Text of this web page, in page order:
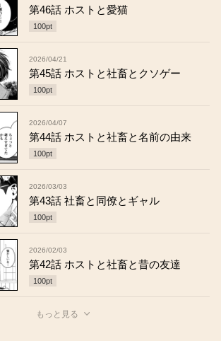
第46話 ホストと愛猫
100pt
2026/04/21
第45話 ホストと社畜とクソゲー
100pt
2026/04/07
第44話 ホストと社畜と名前の由来
100pt
2026/03/03
第43話 社畜と同僚とギャル
100pt
2026/02/03
第42話 ホストと社畜と昔の友達
100pt
もっと見る